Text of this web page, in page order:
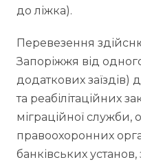
до ліжка).
Перевезення
Запоріжжя від
додаткових заїздів)
та реабілітаційних
міграційної служби,
правоохоронних
банківських установ,